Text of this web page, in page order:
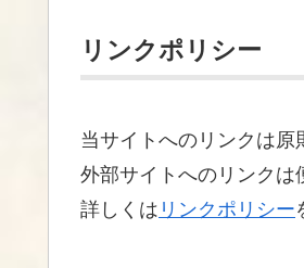
リンクポリシー
当サイトへのリンクは原
外部サイトへのリンクは
詳しくはリンクポリシー